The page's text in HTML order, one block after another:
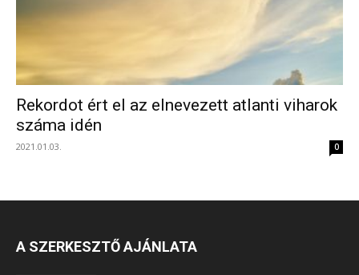
Rekordot ért el az elnevezett atlanti viharok
száma idén
2021.01.03. 0
A SZERKESZTŐ AJÁNLATA